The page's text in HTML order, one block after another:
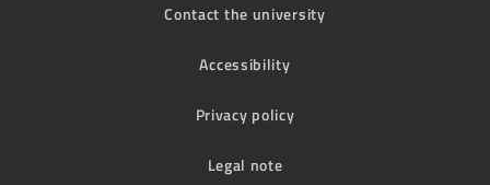
Contact the university
Accessibility
Privacy policy
Legal note